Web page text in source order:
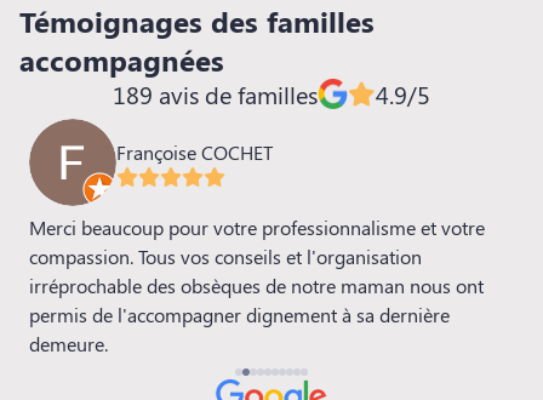
Témoignages des familles
accompagnées
189 avis de familles 4.9/5
Françoise COCHET
Merci beaucoup pour votre professionnalisme et votre
compassion. Tous vos conseils et l'organisation
irréprochable des obsèques de notre maman nous ont
permis de l'accompagner dignement à sa dernière
demeure.